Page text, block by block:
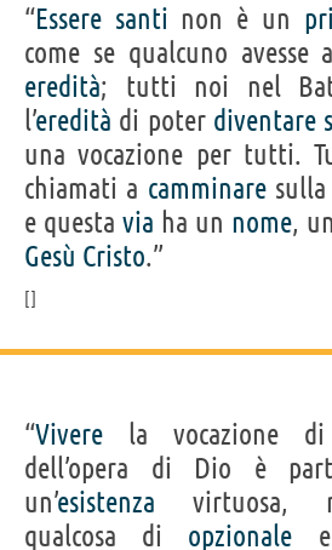
“Essere santi non è un
come se qualcuno avesse
eredità; tutti noi nel
l’eredità di poter diventare
una vocazione per tutti.
chiamati a camminare
e questa via ha un nome, un
Gesù Cristo.”
“Vivere la vocazione
dell’opera di Dio è
un’esistenza virtuosa,
qualcosa di opzionale e